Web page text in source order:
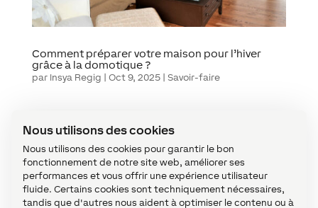
Nous utilisons des cookies
Nous utilisons des cookies pour garantir le bon
fonctionnement de notre site web, améliorer ses
performances et vous offrir une expérience utilisateur
fluide. Certains cookies sont techniquement nécessaires,
tandis que d'autres nous aident à optimiser le contenu ou à
Comment préparer votre maison pour l’hiver
grâce à la domotique ?
par Insya Regig Oct 9, 2025| Savoir-faire
« Entrées précédentes
Categories
Accessoires (11)
Accessoires (discontinués) (5)